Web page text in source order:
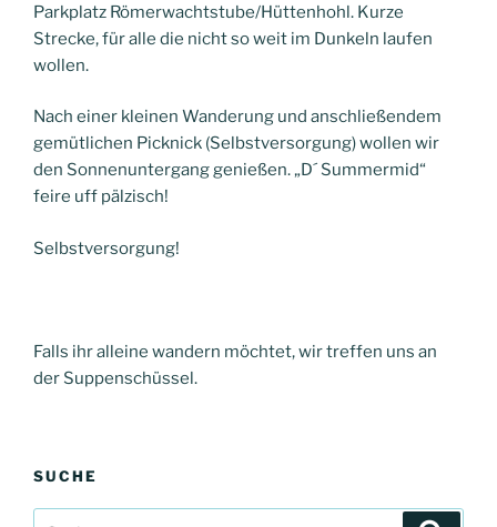
Parkplatz Römerwachtstube/Hüttenhohl. Kurze
Strecke, für alle die nicht so weit im Dunkeln laufen
wollen.
Nach einer kleinen Wanderung und anschließendem
gemütlichen Picknick (Selbstversorgung) wollen wir
den Sonnenuntergang genießen. „D´ Summermid“
feire uff pälzisch!
Selbstversorgung!
Falls ihr alleine wandern möchtet, wir treffen uns an
der Suppenschüssel.
SUCHE